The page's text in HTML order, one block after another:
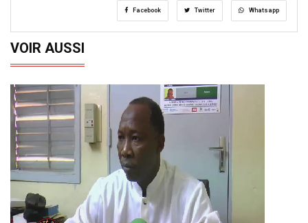
Facebook Twitter Whatsapp
VOIR AUSSI